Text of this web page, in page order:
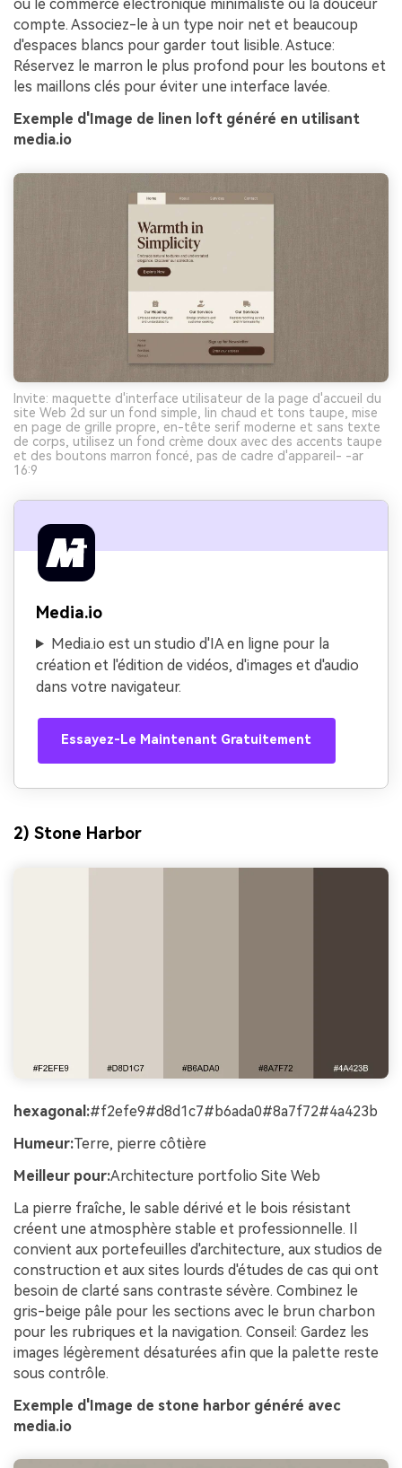
ou le commerce électronique minimaliste où la douceur
compte. Associez-le à un type noir net et beaucoup
d'espaces blancs pour garder tout lisible. Astuce:
Réservez le marron le plus profond pour les boutons et
les maillons clés pour éviter une interface lavée.
Exemple d'Image de linen loft généré en utilisant
media.io
Invite: maquette d'interface utilisateur de la page d'accueil du
site Web 2d sur un fond simple, lin chaud et tons taupe, mise
en page de grille propre, en-tête serif moderne et sans texte
de corps, utilisez un fond crème doux avec des accents taupe
et des boutons marron foncé, pas de cadre d'appareil- -ar
16:9
Media.io
Media.io est un studio d'IA en ligne pour la
création et l'édition de vidéos, d'images et d'audio
dans votre navigateur.
Essayez-Le Maintenant Gratuitement
2) Stone Harbor
hexagonal:#f2efe9#d8d1c7#b6ada0#8a7f72#4a423b
Humeur:Terre, pierre côtière
Meilleur pour:Architecture portfolio Site Web
La pierre fraîche, le sable dérivé et le bois résistant
créent une atmosphère stable et professionnelle. Il
convient aux portefeuilles d'architecture, aux studios de
construction et aux sites lourds d'études de cas qui ont
besoin de clarté sans contraste sévère. Combinez le
gris-beige pâle pour les sections avec le brun charbon
pour les rubriques et la navigation. Conseil: Gardez les
images légèrement désaturées afin que la palette reste
sous contrôle.
Exemple d'Image de stone harbor généré avec
media.io